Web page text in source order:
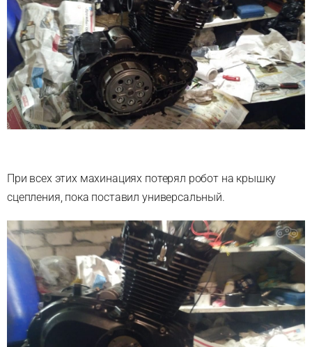
При всех этих махинациях потерял робот на крышку
сцепления, пока поставил универсальный.